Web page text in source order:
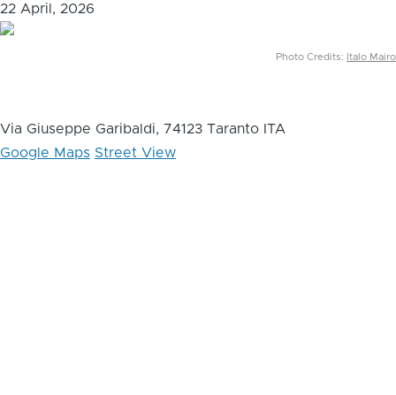
22 April, 2026
Photo Credits: Italo Mairo
Via Giuseppe Garibaldi, 74123 Taranto ITA
Google Maps Street View